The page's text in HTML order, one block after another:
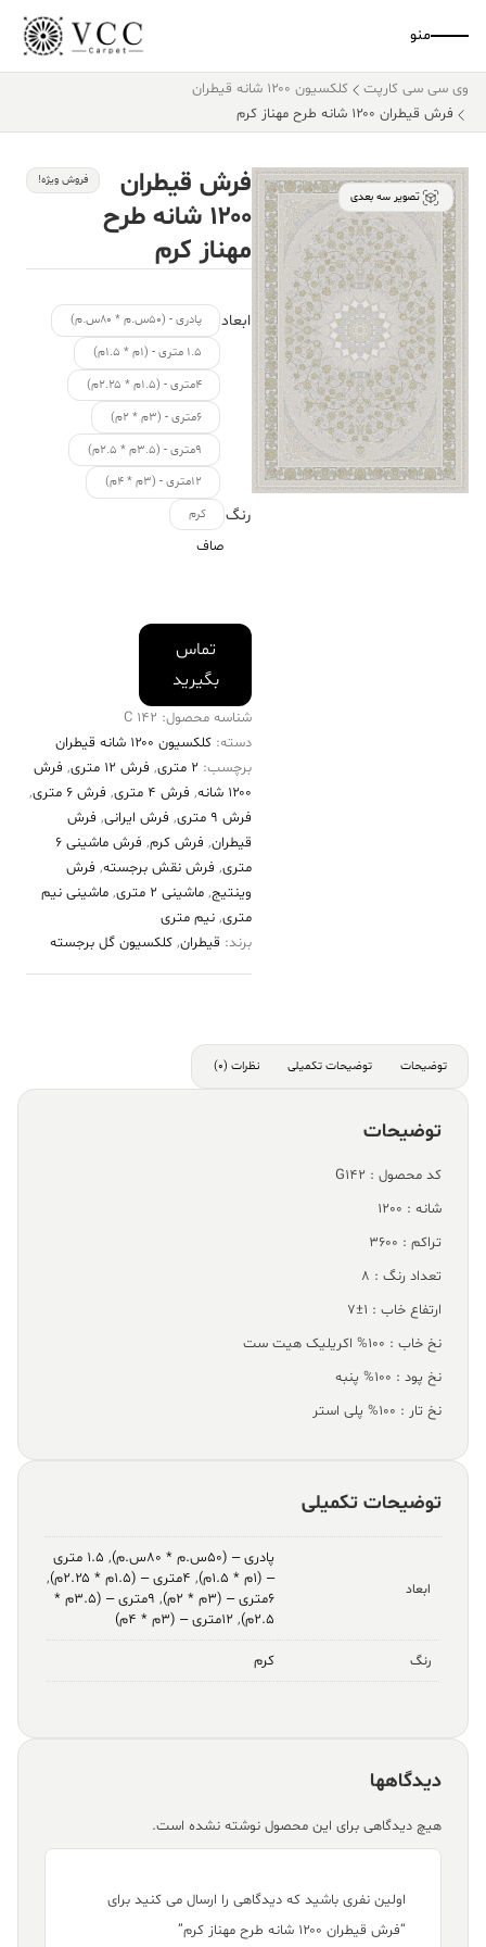
منو
وی سی سی کارپت
کلکسیون ۱۲۰۰ شانه قیطران
فرش قیطران ۱۲۰۰ شانه طرح مهناز کرم
تصویر سه بعدی
فرش قیطران
۱۲۰۰ شانه طرح
مهناز کرم
فروش ویژه!
ابعاد
پادری - (۵۰س.م * ۸۰س.م)
۱.۵ متری - (۱م * ۱.۵م)
۴متری - (۱.۵م * ۲.۲۵م)
۶متری - (۳م * ۲م)
۹متری - (۳.۵م * ۲.۵م)
۱۲متری - (۳م * ۴م)
رنگ کرم
صاف
تماس
بگیرید
شناسه محصول: 142 C
دسته: کلکسیون ۱۲۰۰ شانه قیطران
برچسب: 2 متری , فرش 12 متری , فرش
۱۲۰۰ شانه
, فرش 4 متری , فرش 6 متری
,
فرش 9 متری
, فرش ایرانی, فرش
قیطران, فرش کرم,
فرش ماشینی 6
متری, فرش نقش برجسته, فرش
وینتیج, ماشینی 2 متری , ماشینی نیم
متری, نیم متری
برند: قیطران, کلکسیون گل برجسته
توضیحات توضیحات تکمیلی نظرات (0)
توضیحات
کد محصول : G142
شانه : 1200
تراکم : 3600
تعداد رنگ : 8
ارتفاع خاب : 1±7
نخ خاب : 100% اکریلیک هیت ست
نخ پود : 100% پنبه
نخ تار : 100% پلی استر
توضیحات تکمیلی
ابعاد
پادری – (۵۰س.م * ۸۰س.م) ,
۱.۵ متری
– (۱م * ۱.۵م)
, ۴متری – (۱.۵م * ۲.۲۵م)
,
۶متری – (۳م * ۲م)
,
۹متری – (۳.۵م *
۲.۵م)
, ۱۲متری – (۳م * ۴م)
رنگ کرم
دیدگاهها
هیچ دیدگاهی برای این محصول نوشته نشده است.
اولین نفری باشید که دیدگاهی را ارسال می کنید برای
“فرش قیطران ۱۲۰۰ شانه طرح مهناز کرم”